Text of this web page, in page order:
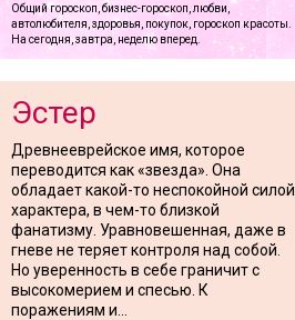
Общий гороскоп, бизнес-гороскоп, любви,
автолюбителя, здоровья, покупок, гороскоп красоты.
На сегодня, завтра, неделю вперед.
Эстер
Древнееврейское имя, которое
переводится как «звезда». Она
обладает какой-то неспокойной силой
характера, в чем-то близкой
фанатизму. Уравновешенная, даже в
гневе не теряет контроля над собой.
Но уверенность в себе граничит с
высокомерием и спесью. К
поражениям и...